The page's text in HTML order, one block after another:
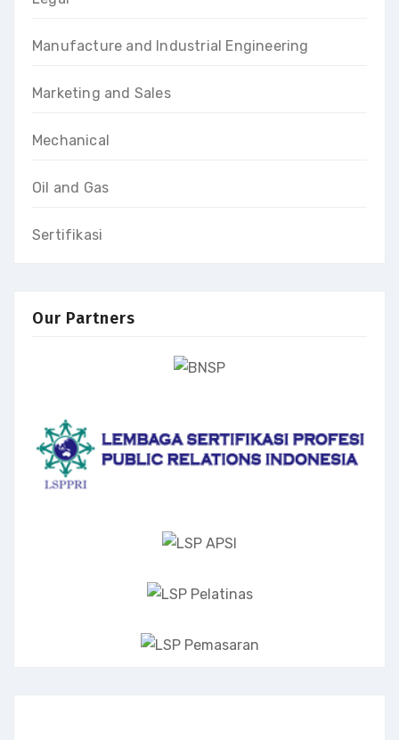
Manufacture and Industrial Engineering
Marketing and Sales
Mechanical
Oil and Gas
Sertifikasi
Our Partners